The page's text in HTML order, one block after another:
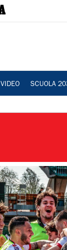
VIDEO SCUOLA